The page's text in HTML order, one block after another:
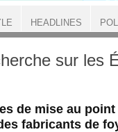
sur les
de mise au
fabricants de
HEADLINES